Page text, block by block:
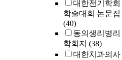
대한전기학회
학술대회 논문집
(40)
동의생리병리
학회지 (38)
대한치과의사